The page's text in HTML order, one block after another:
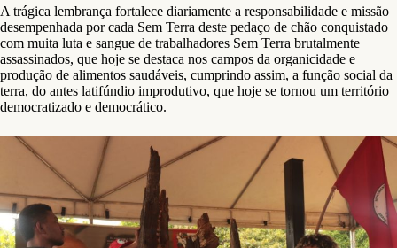
A trágica lembrança fortalece diariamente a responsabilidade e missão
desempenhada por cada Sem Terra deste pedaço de chão conquistado
com muita luta e sangue de trabalhadores Sem Terra brutalmente
assassinados, que hoje se destaca nos campos da organicidade e
produção de alimentos saudáveis, cumprindo assim, a função social da
terra, do antes latifúndio improdutivo, que hoje se tornou um território
democratizado e democrático.